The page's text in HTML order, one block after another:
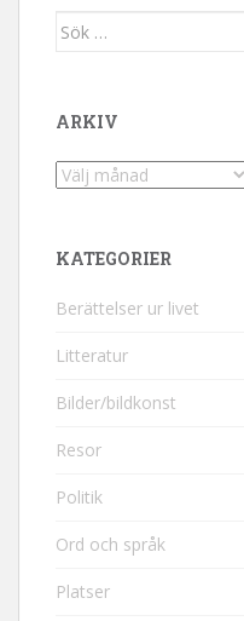
Sök efter:
ARKIV
Arkiv
KATEGORIER
Berättelser ur livet
Litteratur
Bilder/bildkonst
Resor
Politik
Ord och språk
Platser